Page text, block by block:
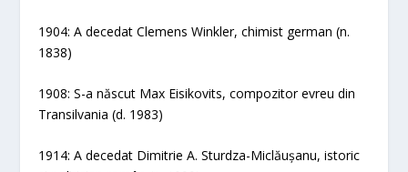
1904: A decedat Clemens Winkler, chimist german (n.
1838)
1908: S-a născut Max Eisikovits, compozitor evreu din
Transilvania (d. 1983)
1914: A decedat Dimitrie A. Sturdza-Miclăușanu, istoric